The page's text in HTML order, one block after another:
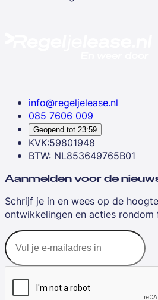
info@regeljelease.nl
085 7606 009
Geopend tot 23:59
KVK:59801948
BTW: NL853649765B01
Aanmelden voor de
Schrijf je in en wees op de
ontwikkelingen en acties rondom